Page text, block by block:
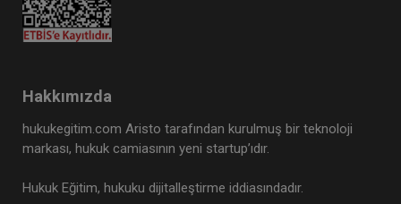
Hakkımızda
hukukegitim.com Aristo tarafından kurulmuş bir teknoloji
markası, hukuk camiasının yeni startup’ıdır.
Hukuk Eğitim, hukuku dijitalleştirme iddiasındadır.